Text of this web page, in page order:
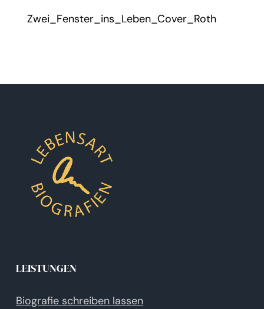
Zwei_Fenster_ins_Leben_Cover_Roth
LEISTUNGEN
Biografie schreiben lassen